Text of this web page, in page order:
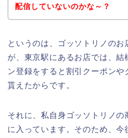
配信していないのかな～？
というのは、ゴッソトリノのお
が、東京駅にあるお店では、結
ン登録をすると割引クーポンや
貰えたからです。
それに、私自身ゴッソトリノの
に入っています。そのため、今